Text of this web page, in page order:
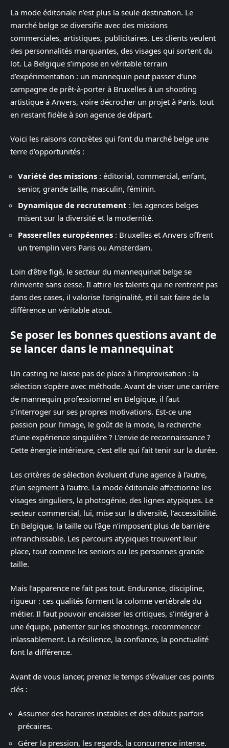
La mode éditoriale n’est plus la seule destination. Le
marché belge se diversifie avec des missions
commerciales, artistiques, publicitaires. Les clients veulent
des personnalités marquantes, des visages qui sortent du
lot. La Belgique s’impose en véritable terrain
d’expérimentation : un mannequin peut passer d’une
campagne de prêt-à-porter à Bruxelles à un shooting
artistique à Anvers, voire décrocher un projet à Paris, tout
en restant fidèle à son agence de départ.
Voici les raisons concrètes qui font du marché belge une
terre d’opportunités :
Variété des missions : éditorial, commercial, enfant,
senior, grande taille, masculin, féminin.
Dynamique de recrutement : les agences belges
misent sur la diversité et la modernité.
Passerelles européennes : Bruxelles et Anvers offrent
un tremplin vers Paris ou Amsterdam.
Loin d’être figé, le secteur du mannequinat belge se
réinvente sans cesse. Il attire les talents qui ne rentrent pas
dans des cases, il valorise l’originalité, et il sait faire de la
différence un véritable atout.
Se poser les bonnes questions avant de
se lancer dans le mannequinat
Un casting ne laisse pas de place à l’improvisation : la
sélection s’opère avec méthode. Avant de viser une carrière
de mannequin professionnel en Belgique, il faut
s’interroger sur ses propres motivations. Est-ce une
passion pour l’image, le goût de la mode, la recherche
d’une expérience singulière ? L’envie de reconnaissance ?
Cette énergie intérieure, c’est elle qui fait tenir sur la durée.
Les critères de sélection évoluent d’une agence à l’autre,
d’un segment à l’autre. La mode éditoriale affectionne les
visages singuliers, la photogénie, des lignes atypiques. Le
secteur commercial, lui, mise sur la diversité, l’accessibilité.
En Belgique, la taille ou l’âge n’imposent plus de barrière
infranchissable. Les parcours atypiques trouvent leur
place, tout comme les seniors ou les personnes grande
taille.
Mais l’apparence ne fait pas tout. Endurance, discipline,
rigueur : ces qualités forment la colonne vertébrale du
métier. Il faut pouvoir encaisser les critiques, s’intégrer à
une équipe, patienter sur les shootings, recommencer
inlassablement. La résilience, la confiance, la ponctualité
font la différence.
Avant de vous lancer, prenez le temps d’évaluer ces points
clés :
Assumer des horaires instables et des débuts parfois
précaires.
Gérer la pression, les regards, la concurrence intense.